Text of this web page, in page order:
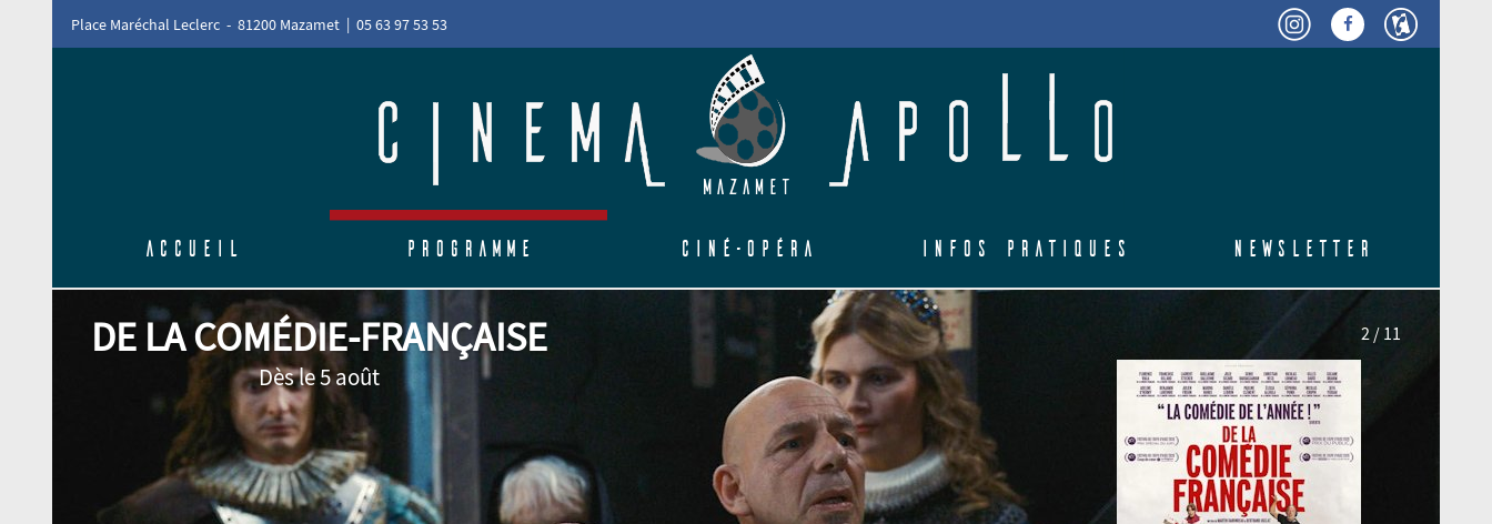
Place Maréchal Leclerc - 81200 Mazamet | 05 63 97 53 53
Accueil Programme Ciné-Opéra Infos pratiques Newsletter
DE LA COMÉDIE-FRANÇAISE
Dès le 5 août
2 / 11